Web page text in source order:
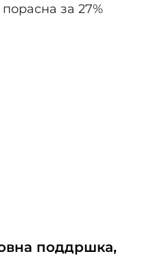
за 27%
поддршка,